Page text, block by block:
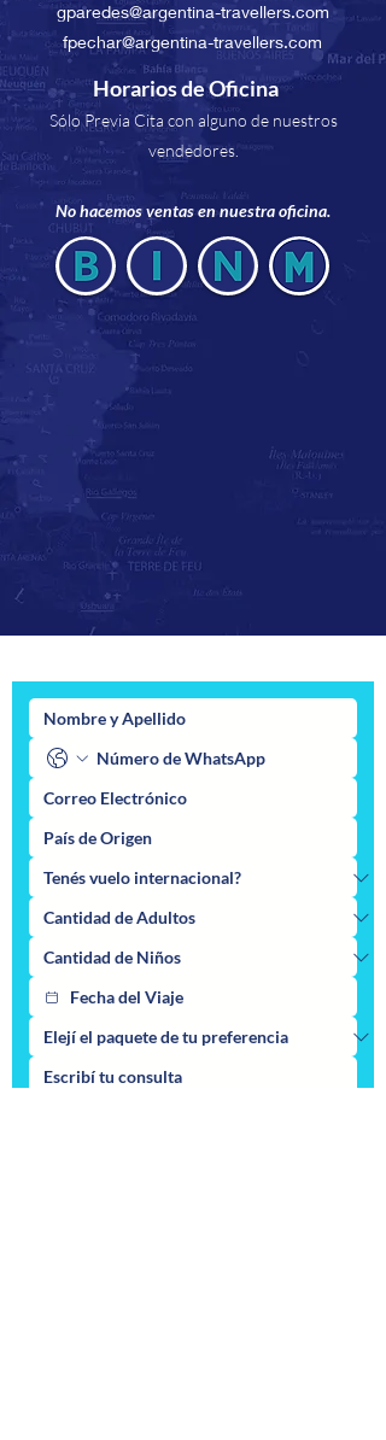
gparedes@argentina-travellers.com
fpechar@argentina-travellers.com
Horarios de Oficina
Sólo Previa Cita con alguno de nuestros
vendedores.
No hacemos ventas en nuestra oficina.